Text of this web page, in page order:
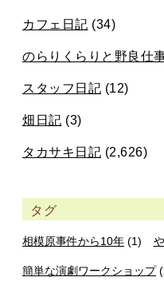
カフェ日記 (34)
のらりくらりと野良仕
スタッフ日記 (12)
畑日記 (3)
タカサキ日記 (2,626)
タグ
相模原事件から10年 (1)
簡単な演劇ワークショップ